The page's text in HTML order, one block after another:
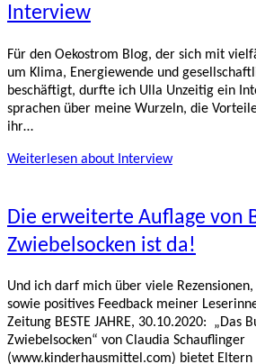
Interview
Für den Oekostrom Blog, der sich mit
um Klima, Energiewende und
beschäftigt, durfte ich Ulla Unzeitig ein
sprachen über meine Wurzeln, die
ihr…
Weiterlesen about Interview
Die erweiterte Auflage von
Zwiebelsocken ist da!
Und ich darf mich über viele
sowie positives Feedback meiner
Zeitung BESTE JAHRE, 30.10.2020: „Das
Zwiebelsocken“ von Claudia Schauflinger
(www.kinderhausmittel.com) bietet Eltern